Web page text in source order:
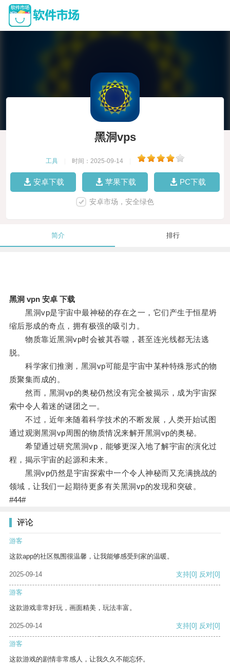
黑洞vps
工具 时间：2025-09-14
安卓下载 苹果下载 PC下载
安卓市场，安全绿色
简介 排行
黑洞 vpn 安卓 下载
黑洞vp是宇宙中最神秘的存在之一，它们产生于恒星坍
缩后形成的奇点，拥有极强的吸引力。
物质靠近黑洞vp时会被其吞噬，甚至连光线都无法逃
脱。
科学家们推测，黑洞vp可能是宇宙中某种特殊形式的物
质聚集而成的。
然而，黑洞vp的奥秘仍然没有完全被揭示，成为宇宙探
索中令人着迷的谜团之一。
不过，近年来随着科学技术的不断发展，人类开始试图
通过观测黑洞vp周围的物质情况来解开黑洞vp的奥秘。
希望通过研究黑洞vp，能够更深入地了解宇宙的演化过
程，揭示宇宙的起源和未来。
黑洞vp仍然是宇宙探索中一个令人神秘而又充满挑战的
领域，让我们一起期待更多有关黑洞vp的发现和突破。
#44#
评论
游客
这款app的社区氛围很温馨，让我能够感受到家的温暖。
2025-09-14 支持[0] 反对[0]
游客
这款游戏非常好玩，画面精美，玩法丰富。
2025-09-14 支持[0] 反对[0]
游客
这款游戏的剧情非常感人，让我久久不能忘怀。